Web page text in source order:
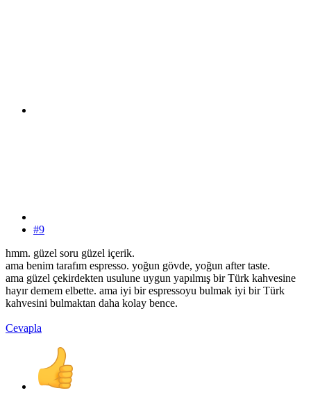
#9
hmm. güzel soru güzel içerik.
ama benim tarafım espresso. yoğun gövde, yoğun after taste.
ama güzel çekirdekten usulune uygun yapılmış bir Türk kahvesine
hayır demem elbette. ama iyi bir espressoyu bulmak iyi bir Türk
kahvesini bulmaktan daha kolay bence.
Cevapla